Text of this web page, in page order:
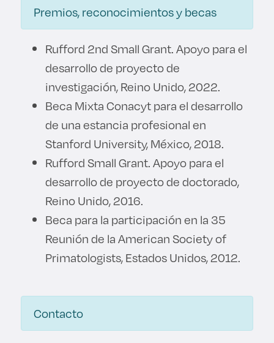
Premios, reconocimientos y becas
Rufford 2nd Small Grant. Apoyo para el
desarrollo de proyecto de
investigación, Reino Unido, 2022.
Beca Mixta Conacyt para el desarrollo
de una estancia profesional en
Stanford University, México, 2018.
Rufford Small Grant. Apoyo para el
desarrollo de proyecto de doctorado,
Reino Unido, 2016.
Beca para la participación en la 35
Reunión de la American Society of
Primatologists, Estados Unidos, 2012.
Contacto